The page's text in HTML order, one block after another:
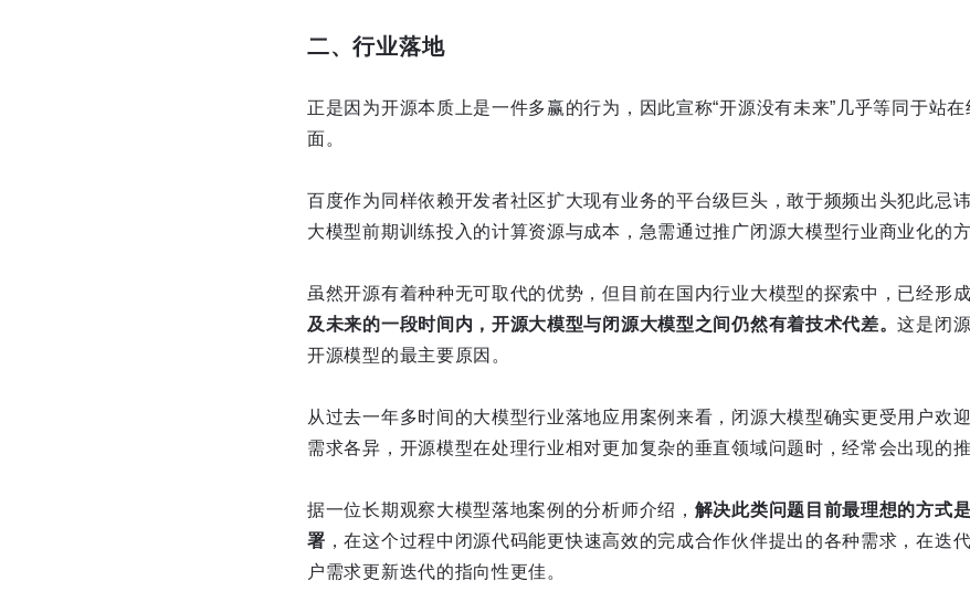
二、行业落地
正是因为开源本质上是一件多赢的行为，因此宣称“开源没有未来”几乎等同于站
面。
百度作为同样依赖开发者社区扩大现有业务的平台级巨头，敢于频频出头犯此忌
大模型前期训练投入的计算资源与成本，急需通过推广闭源大模型行业商业化的方
虽然开源有着种种无可取代的优势，但目前在国内行业大模型的探索中，已经形成
及未来的一段时间内，开源大模型与闭源大模型之间仍然有着技术代差。这是闭
开源模型的最主要原因。
从过去一年多时间的大模型行业落地应用案例来看，闭源大模型确实更受用户欢
需求各异，开源模型在处理行业相对更加复杂的垂直领域问题时，经常会出现的
据一位长期观察大模型落地案例的分析师介绍， 解决此类问题目前最理想的方式
署 ，在这个过程中闭源代码能更快速高效的完成合作伙伴提出的各种需求，在迭
户需求更新迭代的指向性更佳。